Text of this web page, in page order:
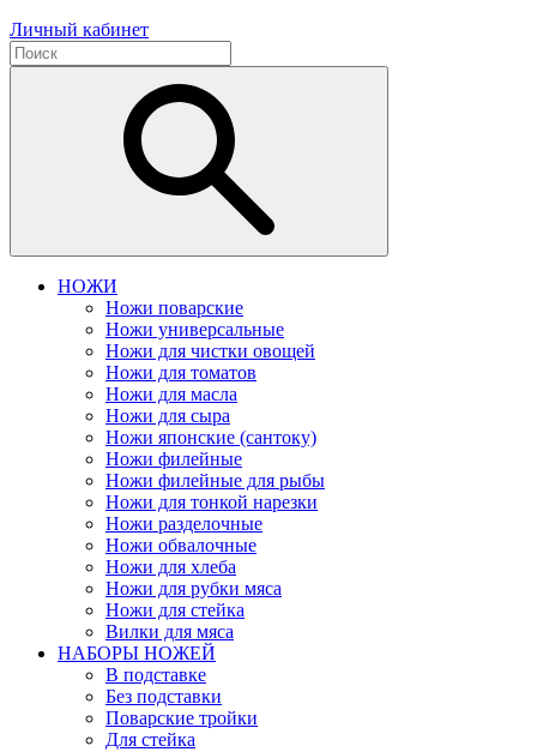
Личный кабинет
НОЖИ
Ножи поварские
Ножи универсальные
Ножи для чистки овощей
Ножи для томатов
Ножи для масла
Ножи для сыра
Ножи японские (сантоку)
Ножи филейные
Ножи филейные для рыбы
Ножи для тонкой нарезки
Ножи разделочные
Ножи обвалочные
Ножи для хлеба
Ножи для рубки мяса
Ножи для стейка
Вилки для мяса
НАБОРЫ НОЖЕЙ
В подставке
Без подставки
Поварские тройки
Для стейка